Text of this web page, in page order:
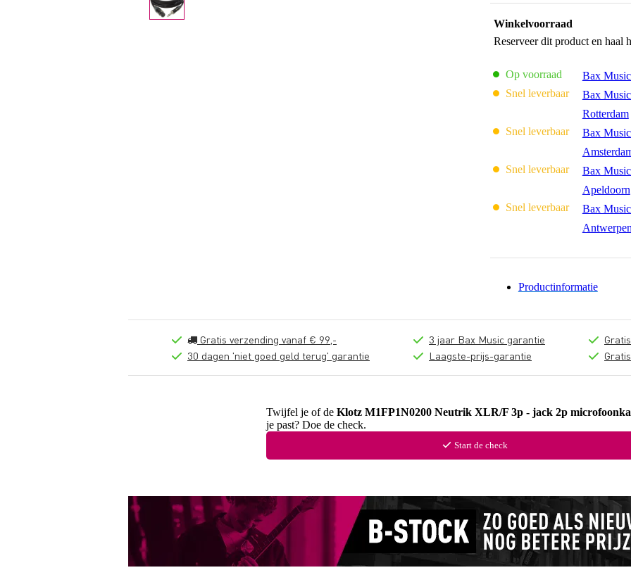
Winkelvoorraad
Reserveer dit product en haal
Op voorraad Bax
Snel leverbaar
Bax
Rotterdam
Snel leverbaar
Bax
Snel leverbaar
Bax
Apeldoorn
Snel leverbaar
Bax
Antwerpen
Productinformatie
Gratis verzending vanaf € 99,-
30 dagen 'niet goed geld terug' garantie
3 jaar Bax Music garantie
Laagste-prijs-garantie
Twijfel je of de Klotz M1FP1N0200 Neutrik XLR/F 3p - jack 2p
je past? Doe de check.
Start de check